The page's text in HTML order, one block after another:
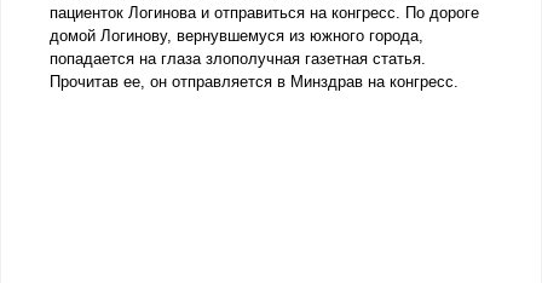
пациенток Логинова и отправиться на конгресс. По дороге
домой Логинову, вернувшемуся из южного города,
попадается на глаза злополучная газетная статья.
Прочитав ее, он отправляется в Минздрав на конгресс.